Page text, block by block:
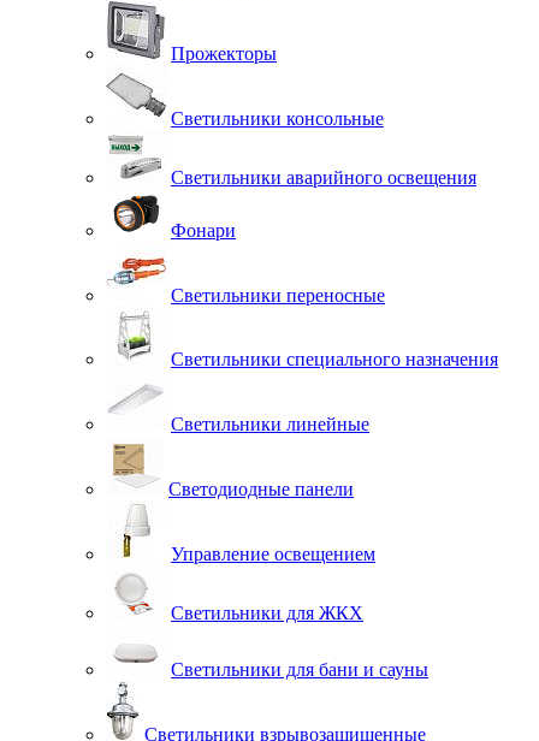
Прожекторы
Светильники консольные
Светильники аварийного освещения
Фонари
Светильники переносные
Светильники специального назначения
Светильники линейные
Светодиодные панели
Управление освещением
Светильники для ЖКХ
Светильники для бани и сауны
Светильники взрывозащищенные